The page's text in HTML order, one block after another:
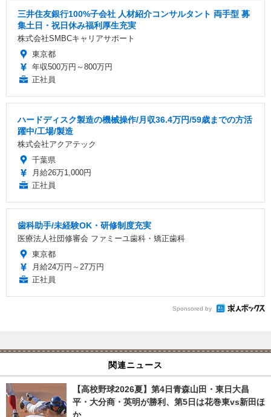
三井住友銀行100%子会社 人材紹介コンサルタント 両手型 募
集土日・祝日休み福利厚生充実
株式会社SMBCキャリアサポート
東京都
年収500万円～800万円
正社員
ハードディスク製造の機械操作/月収36.4万円/59歳までの方活
躍中/工場/製造
株式会社アクアテック
千葉県
月給26万1,000円
正社員
歯科助手/未経験OK・研修制度充実
医療法人社団修審会 ファミーユ歯科・矯正歯科
東京都
月給24万円～27万円
正社員
Sponsored by
関連ニュース
【高校野球2026夏】第4日青森山田・東日大昌
平・大分商・英明が勝利、第5日は花巻東vs新田ほ
か